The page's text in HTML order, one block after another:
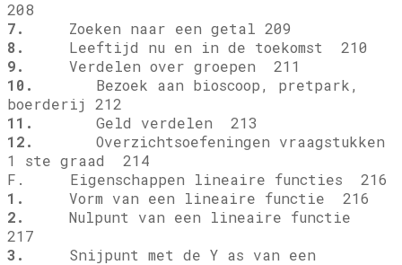
208
7.
Zoeken naar een getal 209
8.
Leeftijd nu en in de toekomst 210
9.
Verdelen over groepen 211
10.
Bezoek aan bioscoop, pretpark,
boerderij 212
11.
Geld verdelen 213
12.
Overzichtsoefeningen vraagstukken
1 ste graad 214
F. Eigenschappen lineaire functies 216
1.
Vorm van een lineaire functie 216
2.
Nulpunt van een lineaire functie
217
3.
Snijpunt met de Y as van een